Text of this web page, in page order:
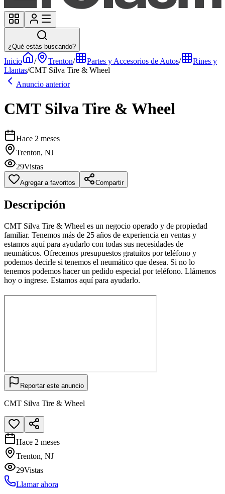
¿Qué estás buscando?
Inicio / Trenton/ Partes y Accesorios de Autos/
Rines y
Llantas/CMT Silva Tire & Wheel
Anuncio anterior
CMT Silva Tire & Wheel
Hace 2 meses
Trenton, NJ
29Vistas
Agregar a favoritos Compartir
Descripción
CMT Silva Tire & Wheel es un negocio operado y de propiedad
familiar. Tenemos más de 25 años de experiencia en ventas y
estamos aquí para ayudarlo con todas sus necesidades de
neumáticos. Ofrecemos presupuestos gratuitos por teléfono y
podemos decirle si tenemos el neumático que desea. Si no lo
tenemos podemos hacer un pedido especial por teléfono. Llámenos
hoy o ingrese. Estamos aquí para ayudarlo.
Reportar este anuncio
CMT Silva Tire & Wheel
Hace 2 meses
Trenton, NJ
29Vistas
Llamar ahora